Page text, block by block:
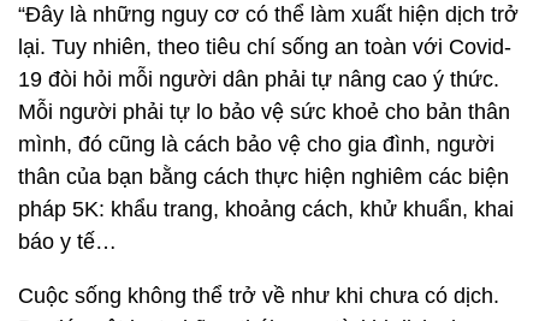
“Đây là những nguy cơ có thể làm xuất hiện dịch trở
lại. Tuy nhiên, theo tiêu chí sống an toàn với Covid-
19 đòi hỏi mỗi người dân phải tự nâng cao ý thức.
Mỗi người phải tự lo bảo vệ sức khoẻ cho bản thân
mình, đó cũng là cách bảo vệ cho gia đình, người
thân của bạn bằng cách thực hiện nghiêm các biện
pháp 5K: khẩu trang, khoảng cách, khử khuẩn, khai
báo y tế…
Cuộc sống không thể trở về như khi chưa có dịch.